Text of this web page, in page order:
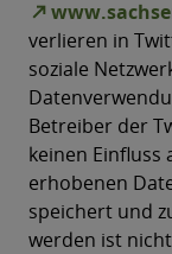
verlieren in
soziale
Betreiber der
keinen
erhobenen
speichert und
werden ist